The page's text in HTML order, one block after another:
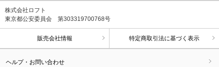
株式会社ロフト
東京都公安委員会 第303319700768号
販売会社情報 特定商取引法に基づく表示
ヘルプ・お問い合わせ